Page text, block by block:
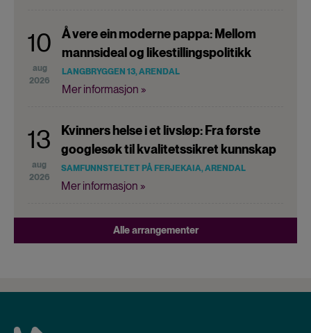
10
aug
2026
Å vere ein moderne pappa: Mellom
mannsideal og likestillingspolitikk
LANGBRYGGEN 13, ARENDAL
Mer informasjon »
13
aug
2026
Kvinners helse i et livsløp: Fra første
googlesøk til kvalitetssikret kunnskap
SAMFUNNSTELTET PÅ FERJEKAIA, ARENDAL
Mer informasjon »
Alle arrangementer